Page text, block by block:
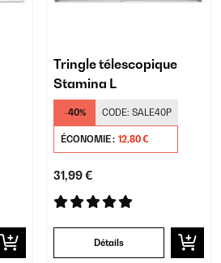
Tringle télescopique
Stamina L
-40% CODE: SALE40P
ÉCONOMIE : 12,80 €
31,99 €
Détails